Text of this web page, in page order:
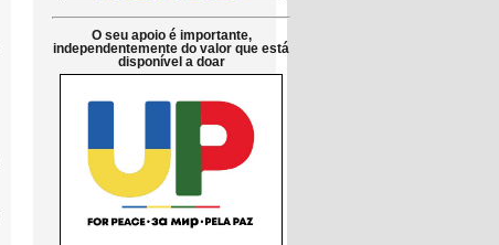
O seu apoio é importante,
independentemente do valor que está
disponível a doar